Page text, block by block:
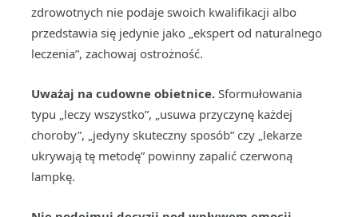
zdrowotnych nie podaje swoich kwalifikacji albo
przedstawia się jedynie jako „ekspert od naturalnego
leczenia”, zachowaj ostrożność.
Uważaj na cudowne obietnice. Sformułowania
typu „leczy wszystko”, „usuwa przyczynę każdej
choroby”, „jedyny skuteczny sposób” czy „lekarze
ukrywają tę metodę” powinny zapalić czerwoną
lampkę.